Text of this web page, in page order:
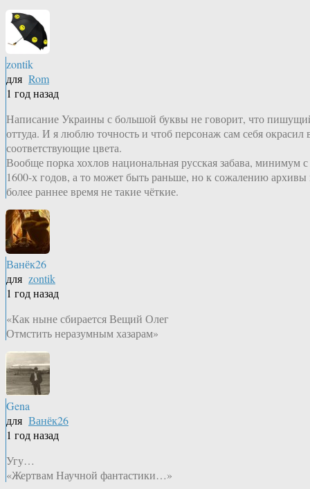
zontik
для Rom
1 год назад
Написание Украины с большой буквы не говорит, что
оттуда. И я люблю точность и чтоб персонаж сам себя окрасил
соответствующие цвета.
Вообще порка хохлов национальная русская забава, минимум с
1600-х годов, а то может быть раньше, но к сожалению архивы
более раннее время не такие чёткие.
Ванёк26
для zontik
1 год назад
«Как ныне сбирается Вещий Олег
Отмстить неразумным хазарам»
Gena
для Ванёк26
1 год назад
Угу…
«Жертвам Научной фантастики…»